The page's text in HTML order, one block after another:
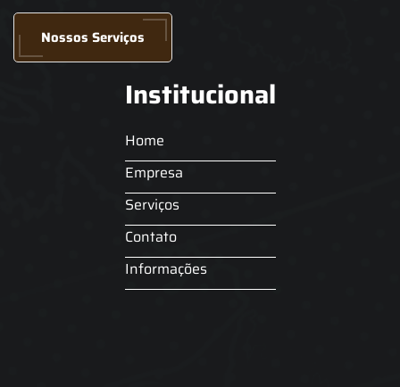
Nossos Serviços
Institucional
Home
Empresa
Serviços
Contato
Informações